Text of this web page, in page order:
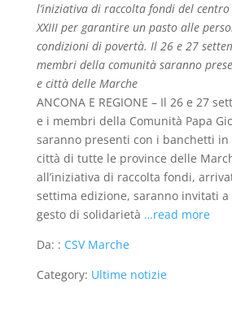
l’iniziativa di raccolta fondi del
XXIII per garantire un pasto alle
condizioni di povertà. Il 26 e 27
membri della comunità saranno
e città delle Marche
ANCONA E REGIONE – Il 26 e 27
e i membri della Comunità Papa
saranno presenti con i banchetti in
città di tutte le province delle
all’iniziativa di raccolta fondi,
settima edizione, saranno invitati
gesto di solidarietà …read more
Da: : CSV Marche
Category: Ultime notizie